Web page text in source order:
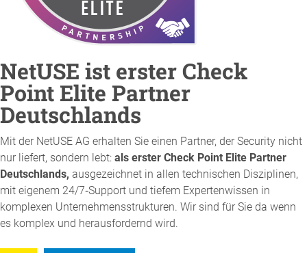
NetUSE ist erster Check
Point Elite Partner
Deutschlands
Mit der NetUSE AG erhalten Sie einen Partner, der Security nicht
nur liefert, sondern lebt: als erster Check Point Elite Partner
Deutschlands, ausgezeichnet in allen technischen Disziplinen,
mit eigenem 24/7‑Support und tiefem Expertenwissen in
komplexen Unternehmensstrukturen. Wir sind für Sie da wenn
es komplex und herausfordernd wird.